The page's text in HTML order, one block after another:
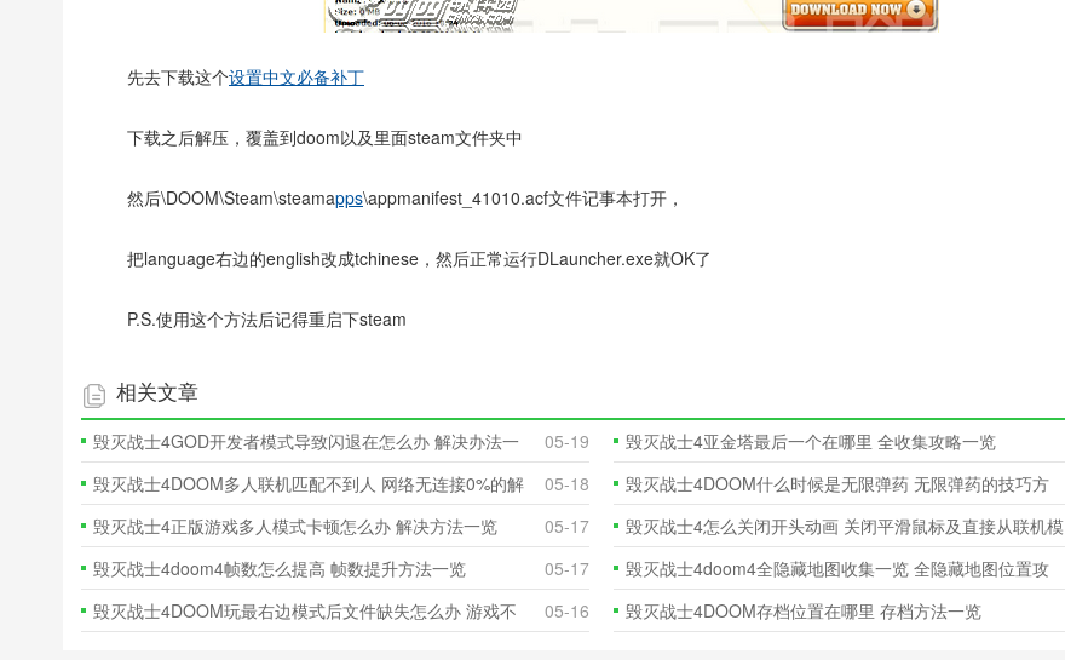
先去下载这个设置中文必备补丁
下载之后解压，覆盖到doom以及里面steam文件夹中
然后\DOOM\Steam\steamapps\appmanifest_41010.acf文件记事本打开，
把language右边的english改成tchinese，然后正常运行DLauncher.exe就OK了
P.S.使用这个方法后记得重启下steam
相关文章
05-19
毁灭战士4GOD开发者模式导致闪退在怎么办 解决办法一
览
毁灭战士4亚金塔最后一个在哪里 全收集攻略一览
05-18
毁灭战士4DOOM多人联机匹配不到人 网络无连接0%的解
决方法
毁灭战士4DOOM什么时候是无限弹药 无限弹药的技巧方
法一览
05-17
毁灭战士4正版游戏多人模式卡顿怎么办 解决方法一览
毁灭战士4怎么关闭开头动画 关闭平滑鼠标及直接从联机模
式进入的
05-17
毁灭战士4doom4帧数怎么提高 帧数提升方法一览
毁灭战士4doom4全隐藏地图收集一览 全隐藏地图位置攻
略
05-16
毁灭战士4DOOM玩最右边模式后文件缺失怎么办 游戏不
毁灭战士4DOOM存档位置在哪里 存档方法一览